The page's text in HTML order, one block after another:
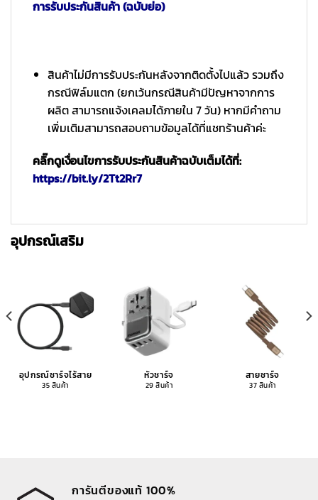
การรับประกันสินค้า (ฉบับย่อ)
สินค้าไม่มีการรับประกันหลังจากติดตั้งไปแล้ว รวมถึง
กรณีฟิล์มแตก (ยกเว้นกรณีสินค้ามีปัญหาจากการ
ผลิต สามารถแจ้งเคลมได้ภายใน 7 วัน) หากมีคำถาม
เพิ่มเติมสามารถสอบถามข้อมูลได้ที่แชทร้านค้าค่ะ
คลิ๊กดูเงื่อนไขการรับประกันสินค้าฉบับเต็มได้ที่:
https://bit.ly/2Tt2Rr7
อุปกรณ์เสริม
อุปกรณ์ชาร์จไร้สาย
35 สินค้า
หัวชาร์จ
29 สินค้า
สายชาร์จ
37 สินค้า
การันตีของแท้ 100%